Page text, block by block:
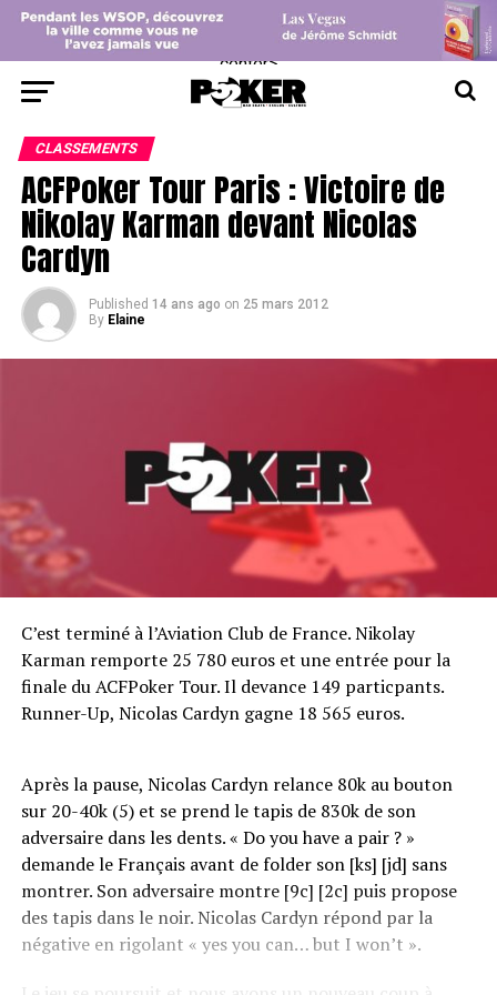
center>
CLASSEMENTS
ACFPoker Tour Paris : Victoire de
Nikolay Karman devant Nicolas
Cardyn
Published 14 ans ago on 25 mars 2012
By Elaine
C’est terminé à l’Aviation Club de France. Nikolay
Karman remporte 25 780 euros et une entrée pour la
finale du ACFPoker Tour. Il devance 149 particpants.
Runner-Up, Nicolas Cardyn gagne 18 565 euros.
Après la pause, Nicolas Cardyn relance 80k au bouton
sur 20-40k (5) et se prend le tapis de 830k de son
adversaire dans les dents. « Do you have a pair ? »
demande le Français avant de folder son [ks] [jd] sans
montrer. Son adversaire montre [9c] [2c] puis propose
des tapis dans le noir. Nicolas Cardyn répond par la
négative en rigolant « yes you can… but I won’t ».